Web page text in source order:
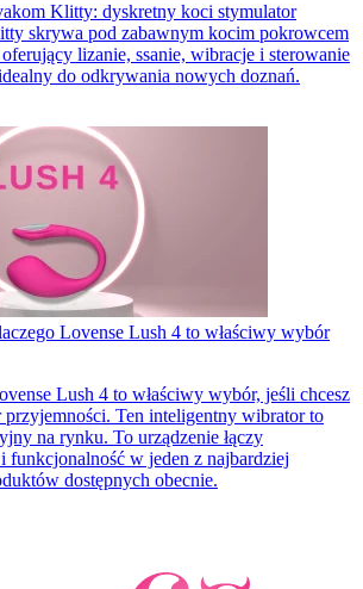
Klitty: dyskretny koci stymulator
skrywa pod zabawnym kocim pokrowcem
lizanie, ssanie, wibracje i sterowanie
do odkrywania nowych doznań.
Lovense Lush 4 to właściwy wybór
Lush 4 to właściwy wybór, jeśli chcesz
Ten inteligentny wibrator to
na rynku. To urządzenie łączy
funkcjonalność w jeden z najbardziej
dostępnych obecnie.